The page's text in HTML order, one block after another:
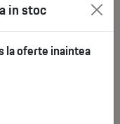
6-7
in stoc
la oferte inaintea